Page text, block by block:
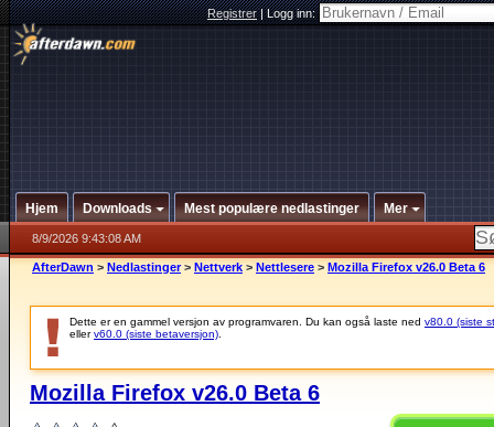
Registrer|Logg inn:
Hjem Downloads Mest populære nedlastinger Mer
8/9/2026 9:43:08 AM
AfterDawn > Nedlastinger > Nettverk > Nettlesere > Mozilla Firefox v26.0 Beta 6
Dette er en gammel versjon av programvaren. Du kan også laste ned v80.0 (siste
ellerv60.0 (siste betaversjon)
Mozilla Firefox v26.0 Beta 6